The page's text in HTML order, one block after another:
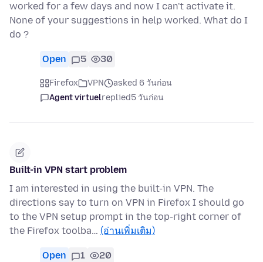
worked for a few days and now I can't activate it.
None of your suggestions in help worked. What do I
do ?
Open 5 30
Firefox VPN
asked 6 วันก่อน
Agent virtuelreplied5 วันก่อน
Built-in VPN start problem
I am interested in using the built-in VPN. The
directions say to turn on VPN in Firefox I should go
to the VPN setup prompt in the top-right corner of
the Firefox toolba… (อ่านเพิ่มเติม)
Open 1 20